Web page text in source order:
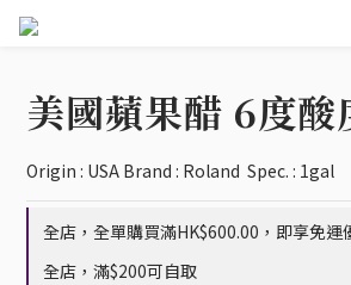
美國蘋果醋 6度酸
Origin : USA Brand : Roland  Spec. : 1gal
全店，全單購買滿HK$600.00，即享免運
全店，滿$200可自取